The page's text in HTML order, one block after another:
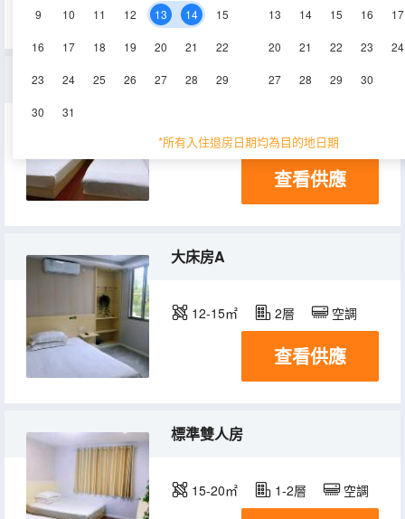
9 10 11 12 13 14 15
16 17 18 19 20 21 22
23 24 25 26 27 28 29
30 31
13 14 15 16 17
20 21 22 23 24
27 28 29 30
*所有入住退房日期均為目的地日期
普通雙人間B（公共衞浴）
7-9㎡ 2層 空調
查看供應
大床房A
12-15㎡ 2層 空調
查看供應
標準雙人房
15-20㎡ 1-2層 空調